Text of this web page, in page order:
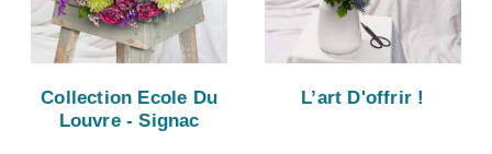
Collection Ecole Du
Louvre - Signac
L’art D'offrir !